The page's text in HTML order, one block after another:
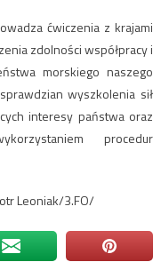
ćwiczenia z krajami
zdolności współpracy i
morskiego naszego
wyszkolenia sił
interesy państwa oraz
procedur
Leoniak/3.FO/